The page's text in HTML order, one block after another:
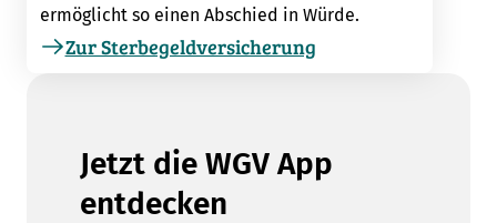
ermöglicht so einen Abschied in Würde.
Zur Sterbegeldversicherung
Jetzt die WGV App
entdecken